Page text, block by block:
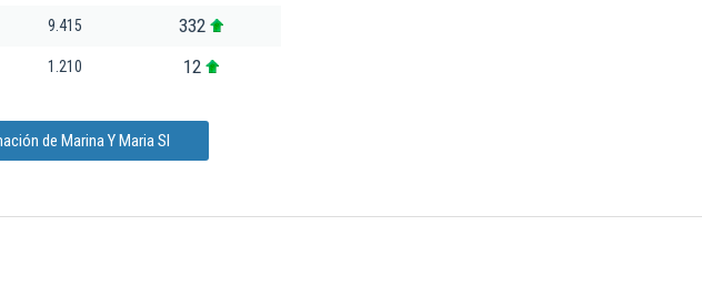
9.415 332
1.210 12
de Marina Y Maria Sl